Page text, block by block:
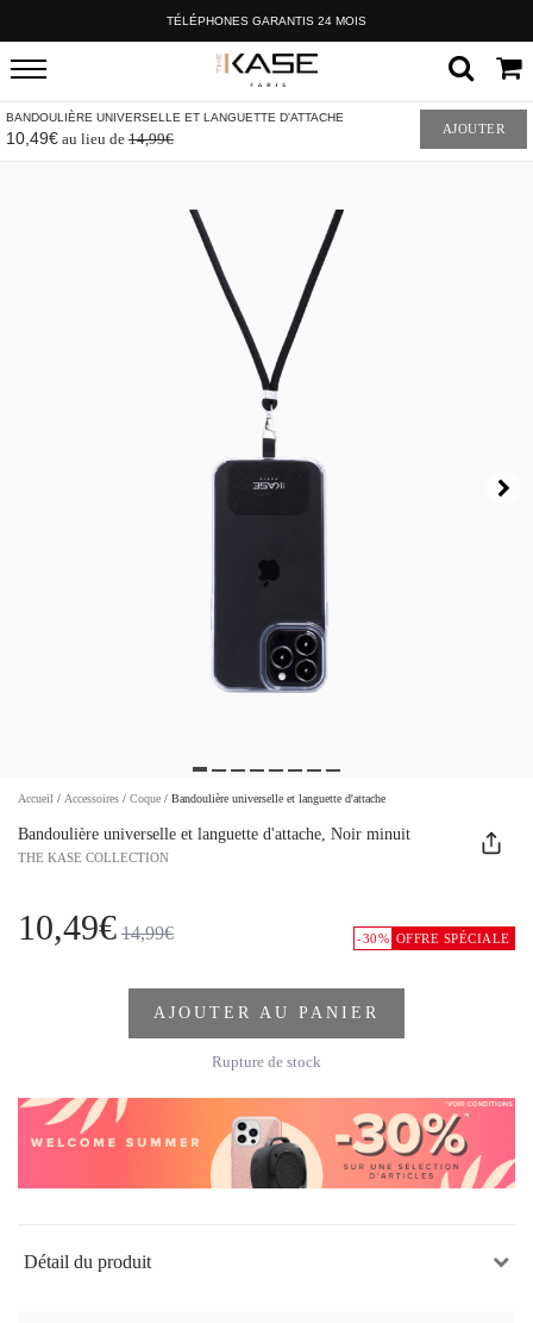
TÉLÉPHONES GARANTIS 24 MOIS
BANDOULIÈRE UNIVERSELLE ET LANGUETTE D'ATTACHE
10,49€ au lieu de 14,99€
AJOUTER
Accueil / Accessoires / Coque / Bandoulière universelle et languette d'attache
Bandoulière universelle et languette d'attache, Noir minuit
THE KASE COLLECTION
-30% OFFRE SPÉCIALE
10,49€ 14,99€
AJOUTER AU PANIER
Rupture de stock
Détail du produit